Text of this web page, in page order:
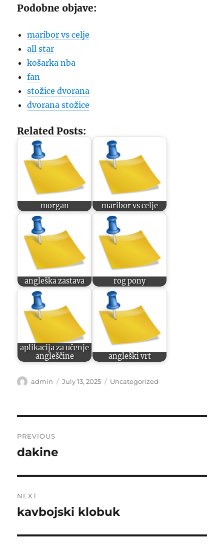
Podobne objave:
maribor vs celje
all star
košarka nba
fan
stožice dvorana
dvorana stožice
Related Posts:
morgan maribor vs celje
angleška zastava rog pony
aplikacija za učenje
angleščine
angleški vrt
Author
admin
Posted
July 13, 2025 Categories
Uncategorized
navigation
PREVIOUS
Previous
dakine
NEXT
Next
kavbojski klobuk